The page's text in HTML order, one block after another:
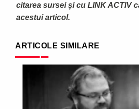
citarea sursei și cu LINK ACTIV
acestui articol.
ARTICOLE SIMILARE